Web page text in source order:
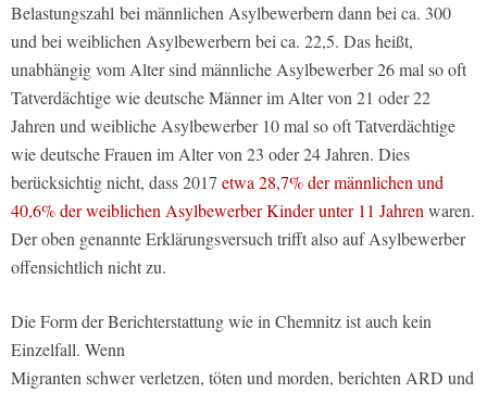
Belastungszahl bei männlichen Asylbewerbern dann bei ca. 300
und bei weiblichen Asylbewerbern bei ca. 22,5. Das heißt,
unabhängig vom Alter sind männliche Asylbewerber 26 mal so oft
Tatverdächtige wie deutsche Männer im Alter von 21 oder 22
Jahren und weibliche Asylbewerber 10 mal so oft Tatverdächtige
wie deutsche Frauen im Alter von 23 oder 24 Jahren. Dies
berücksichtig nicht, dass 2017 etwa 28,7% der männlichen und
40,6% der weiblichen Asylbewerber Kinder unter 11 Jahrenwaren.
Der oben genannte Erklärungsversuch trifft also auf Asylbewerber
offensichtlich nicht zu.
Die Form der Berichterstattung wie in Chemnitz ist auch kein
Einzelfall. Wenn
Migranten schwer verletzen, töten und morden, berichten ARD und